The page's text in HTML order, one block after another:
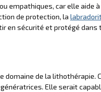
empathiques, car elle aide
de protection, la
en sécurité et protégé dans
domaine de la lithothérapie.
Elle serait